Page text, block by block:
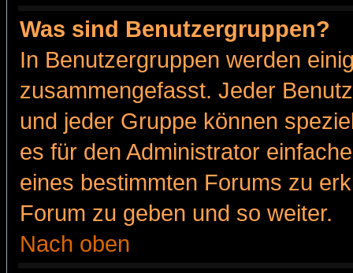
Was sind Benutzergruppen?
In Benutzergruppen werden
zusammengefasst. Jeder
und jeder Gruppe können
es für den Administrator
eines bestimmten Forums zu
Forum zu geben und so weiter.
Nach oben